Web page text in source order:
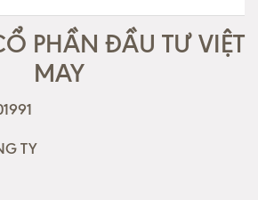
PHẦN ĐẦU TƯ VIỆT
MAY
TY